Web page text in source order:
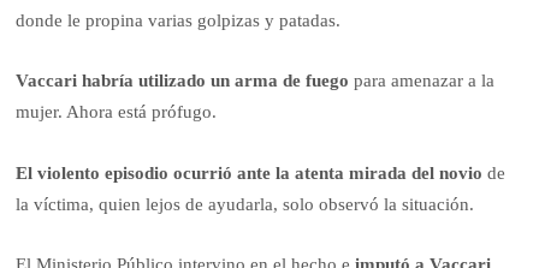
donde le propina varias golpizas y patadas.
Vaccari habría utilizado un arma de fuego para amenazar a la
mujer. Ahora está prófugo.
El violento episodio ocurrió ante la atenta mirada del novio de
la víctima, quien lejos de ayudarla, solo observó la situación.